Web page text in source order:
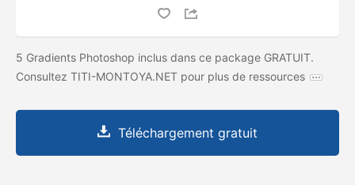
5 Gradients Photoshop inclus dans ce package GRATUIT.
Consultez TITI-MONTOYA.NET pour plus de ressources
Téléchargement gratuit